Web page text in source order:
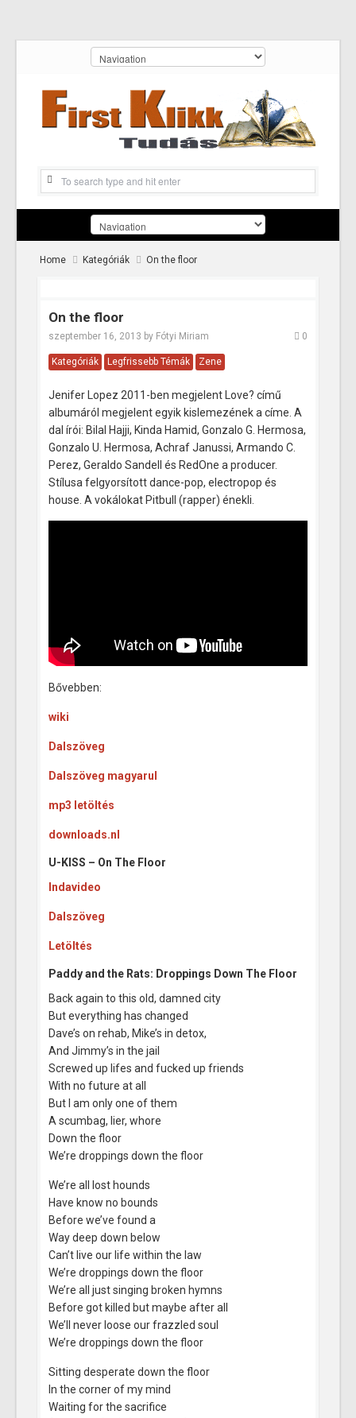
Home Kategóriák On the floor
On the floor
szeptember 16, 2013 by Fótyi Miriam 0
Kategóriák Legfrissebb Témák Zene
Jenifer Lopez 2011-ben megjelent Love? című
albumáról megjelent egyik kislemezének a címe. A
dal írói: Bilal Hajji, Kinda Hamid, Gonzalo G. Hermosa,
Gonzalo U. Hermosa, Achraf Janussi, Armando C.
Perez, Geraldo Sandell és RedOne a producer.
Stílusa felgyorsított dance-pop, electropop és
house. A vokálokat Pitbull (rapper) énekli.
Bővebben:
wiki
Dalszöveg
Dalszöveg magyarul
mp3 letöltés
downloads.nl
U-KISS – On The Floor
Indavideo
Dalszöveg
Letöltés
Paddy and the Rats: Droppings Down The Floor
Back again to this old, damned city
But everything has changed
Dave’s on rehab, Mike’s in detox,
And Jimmy’s in the jail
Screwed up lifes and fucked up friends
With no future at all
But I am only one of them
A scumbag, lier, whore
Down the floor
We’re droppings down the floor
We’re all lost hounds
Have know no bounds
Before we’ve found a
Way deep down below
Can’t live our life within the law
We’re droppings down the floor
We’re all just singing broken hymns
Before got killed but maybe after all
We’ll never loose our frazzled soul
We’re droppings down the floor
Sitting desperate down the floor
In the corner of my mind
Waiting for the sacrifice